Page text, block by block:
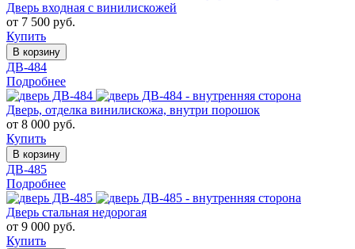
Дверь входная с винилискожей
от 7 500 руб.
Купить
В корзину
ДВ-484
Подробнее
Дверь, отделка винилискожа, внутри порошок
от 8 000 руб.
Купить
В корзину
ДВ-485
Подробнее
Дверь стальная недорогая
от 9 000 руб.
Купить